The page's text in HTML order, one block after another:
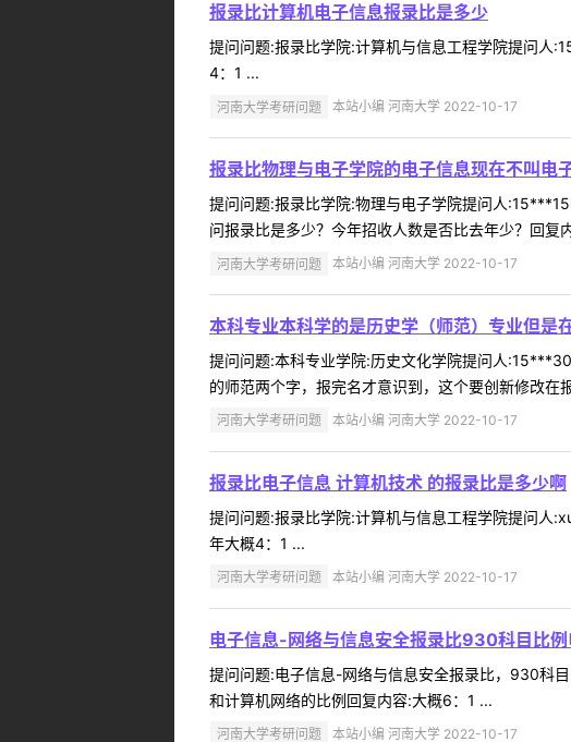
报录比计算机电子信息报录比是多少
提问问题:报录比学院:计算机与信息工程学院提问人
4：1 ...
河南大学考研问题 本站小编 河南大学 2022-10-17
报录比物理与电子学院的电子信息现在不叫电
提问问题:报录比学院:物理与电子学院提问人
问报录比是多少？今年招收人数是否比去年少？回
河南大学考研问题 本站小编 河南大学 2022-10-17
本科专业本科学的是历史学（师范）专业但是
提问问题:本科专业学院:历史文化学院提问人
的师范两个字，报完名才意识到，这个要创新修改在
河南大学考研问题 本站小编 河南大学 2022-10-17
报录比电子信息 计算机技术 的报录比是多少啊
提问问题:报录比学院:计算机与信息工程学院提问人
年大概4：1 ...
河南大学考研问题 本站小编 河南大学 2022-10-17
电子信息-网络与信息安全报录比930科目比
提问问题:电子信息-网络与信息安全报录比，930科
和计算机网络的比例回复内容:大概6：1 ...
河南大学考研问题 本站小编 河南大学 2022-10-17